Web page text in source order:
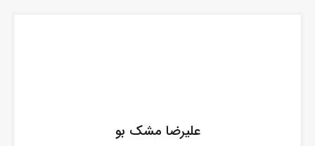
علیرضا مشک بو